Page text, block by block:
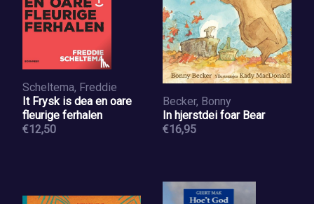
Scheltema, Freddie
It Frysk is dea en oare
fleurige ferhalen
€12,50
Becker, Bonny
In hjerstdei foar Bear
€16,95